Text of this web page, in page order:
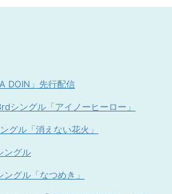
DOIN」先行配信
シングル「アイノーヒーロー」
グル「消えない花火」
ングル
グル「なつめき」